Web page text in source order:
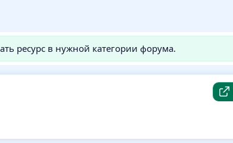
ресурс в нужной категории форума.